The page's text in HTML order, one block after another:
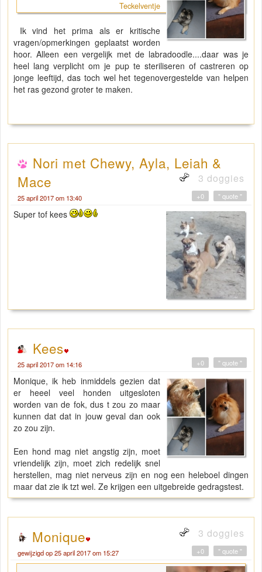
Teckelventje
Ik vind het prima als er kritische
vragen/opmerkingen geplaatst worden
hoor. Alleen een vergelijk met de labradoodle....daar was je
heel lang verplicht om je pup te steriliseren of castreren op
jonge leeftijd, das toch wel het tegenovergestelde van helpen
het ras gezond groter te maken.
Nori met Chewy, Ayla, Leiah &
Mace
3 doggies
25 april 2017 om 13:40 " quote "
+0
Super tof kees
Kees
25 april 2017 om 14:16 " quote "
+0
Monique, ik heb inmiddels gezien dat
er heeel veel honden uitgesloten
worden van de fok, dus t zou zo maar
kunnen dat dat in jouw geval dan ook
zo zou zijn.
Een hond mag niet angstig zijn, moet
vriendelijk zijn, moet zich redelijk snel
herstellen, mag niet nerveus zijn en nog een heleboel dingen
maar dat zie ik tzt wel. Ze krijgen een uitgebreide gedragstest.
Monique 3 doggies
gewijzigd op 25 april 2017 om 15:27 " quote "
+0